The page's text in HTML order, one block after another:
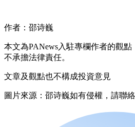
作者：邵诗巍
本文為PANews入駐專欄作者的觀點
不承擔法律責任。
文章及觀點也不構成投資意見
圖片來源：邵诗巍如有侵權，請聯絡